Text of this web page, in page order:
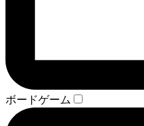
ボードゲーム